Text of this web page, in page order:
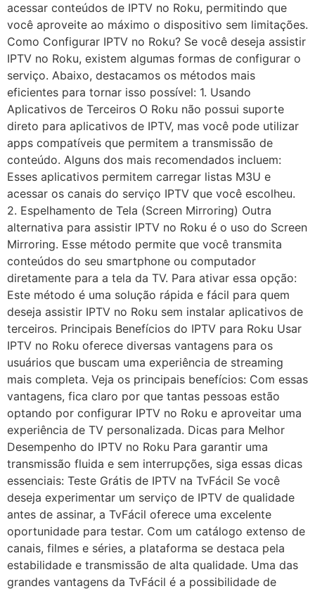
acessar conteúdos de IPTV no Roku, permitindo que
você aproveite ao máximo o dispositivo sem limitações.
Como Configurar IPTV no Roku? Se você deseja assistir
IPTV no Roku, existem algumas formas de configurar o
serviço. Abaixo, destacamos os métodos mais
eficientes para tornar isso possível: 1. Usando
Aplicativos de Terceiros O Roku não possui suporte
direto para aplicativos de IPTV, mas você pode utilizar
apps compatíveis que permitem a transmissão de
conteúdo. Alguns dos mais recomendados incluem:
Esses aplicativos permitem carregar listas M3U e
acessar os canais do serviço IPTV que você escolheu.
2. Espelhamento de Tela (Screen Mirroring) Outra
alternativa para assistir IPTV no Roku é o uso do Screen
Mirroring. Esse método permite que você transmita
conteúdos do seu smartphone ou computador
diretamente para a tela da TV. Para ativar essa opção:
Este método é uma solução rápida e fácil para quem
deseja assistir IPTV no Roku sem instalar aplicativos de
terceiros. Principais Benefícios do IPTV para Roku Usar
IPTV no Roku oferece diversas vantagens para os
usuários que buscam uma experiência de streaming
mais completa. Veja os principais benefícios: Com essas
vantagens, fica claro por que tantas pessoas estão
optando por configurar IPTV no Roku e aproveitar uma
experiência de TV personalizada. Dicas para Melhor
Desempenho do IPTV no Roku Para garantir uma
transmissão fluida e sem interrupções, siga essas dicas
essenciais: Teste Grátis de IPTV na TvFácil Se você
deseja experimentar um serviço de IPTV de qualidade
antes de assinar, a TvFácil oferece uma excelente
oportunidade para testar. Com um catálogo extenso de
canais, filmes e séries, a plataforma se destaca pela
estabilidade e transmissão de alta qualidade. Uma das
grandes vantagens da TvFácil é a possibilidade de